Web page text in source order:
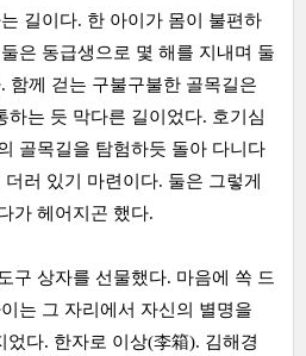
길이다. 한 아이가 몸이 불편하
은 동급생으로 몇 해를 지내며 둘
함께 걷는 구불구불한 골목길은
하는 듯 막다른 길이었다. 호기심
골목길을 탐험하듯 돌아 다니다
러 있기 마련이다. 둘은 그렇게
가 헤어지곤 했다.
구 상자를 선물했다. 마음에 쏙 드
는 그 자리에서 자신의 별명을
었다. 한자로 이상(李箱). 김해경